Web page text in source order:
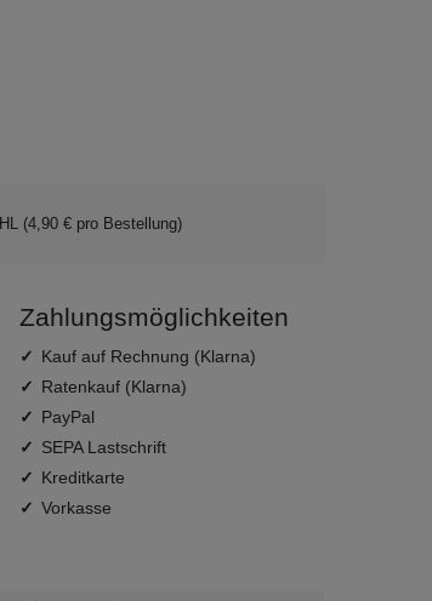
(4,90 € pro Bestellung)
Zahlungsmöglichkeiten
Kauf auf Rechnung (Klarna)
Ratenkauf (Klarna)
PayPal
SEPA Lastschrift
Kreditkarte
Vorkasse